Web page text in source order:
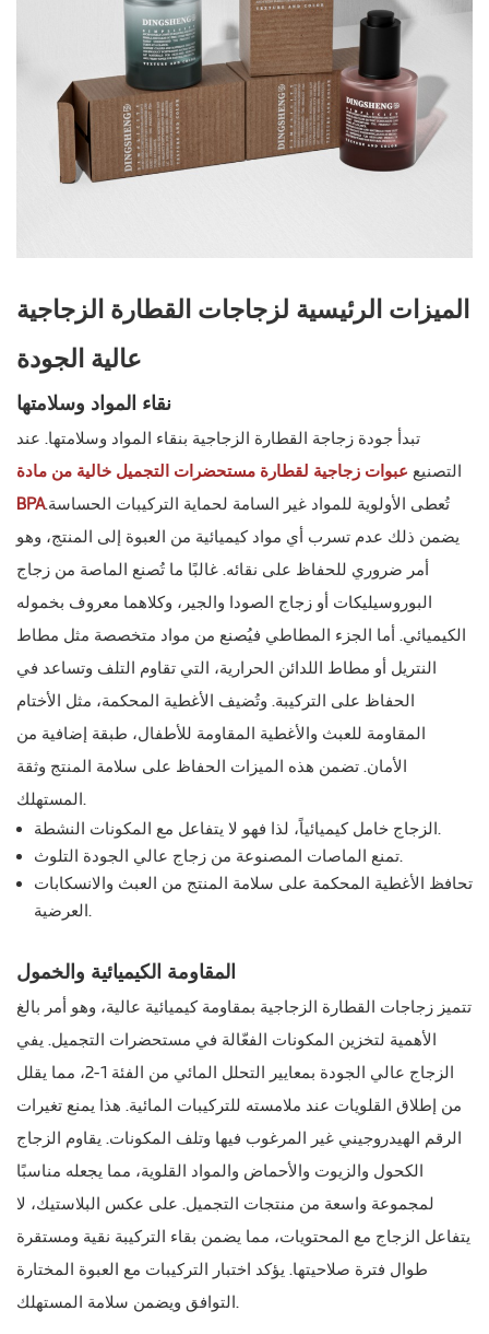
الميزات الرئيسية لزجاجات القطارة الزجاجية
عالية الجودة
نقاء المواد وسلامتها
تبدأ جودة زجاجة القطارة الزجاجية بنقاء المواد وسلامتها. عند
التصنيع عبوات زجاجية لقطارة مستحضرات التجميل خالية من مادة
BPAتُعطى الأولوية للمواد غير السامة لحماية التركيبات الحساسة.
يضمن ذلك عدم تسرب أي مواد كيميائية من العبوة إلى المنتج، وهو
أمر ضروري للحفاظ على نقائه. غالبًا ما تُصنع الماصة من زجاج
البوروسيليكات أو زجاج الصودا والجير، وكلاهما معروف بخموله
الكيميائي. أما الجزء المطاطي فيُصنع من مواد متخصصة مثل مطاط
النتريل أو مطاط اللدائن الحرارية، التي تقاوم التلف وتساعد في
الحفاظ على التركيبة. وتُضيف الأغطية المحكمة، مثل الأختام
المقاومة للعبث والأغطية المقاومة للأطفال، طبقة إضافية من
الأمان. تضمن هذه الميزات الحفاظ على سلامة المنتج وثقة
المستهلك.
الزجاج خامل كيميائياً، لذا فهو لا يتفاعل مع المكونات النشطة.
تمنع الماصات المصنوعة من زجاج عالي الجودة التلوث.
تحافظ الأغطية المحكمة على سلامة المنتج من العبث والانسكابات
العرضية.
المقاومة الكيميائية والخمول
تتميز زجاجات القطارة الزجاجية بمقاومة كيميائية عالية، وهو أمر بالغ
الأهمية لتخزين المكونات الفعّالة في مستحضرات التجميل. يفي
الزجاج عالي الجودة بمعايير التحلل المائي من الفئة 1-2، مما يقلل
من إطلاق القلويات عند ملامسته للتركيبات المائية. هذا يمنع تغيرات
الرقم الهيدروجيني غير المرغوب فيها وتلف المكونات. يقاوم الزجاج
الكحول والزيوت والأحماض والمواد القلوية، مما يجعله مناسبًا
لمجموعة واسعة من منتجات التجميل. على عكس البلاستيك، لا
يتفاعل الزجاج مع المحتويات، مما يضمن بقاء التركيبة نقية ومستقرة
طوال فترة صلاحيتها. يؤكد اختبار التركيبات مع العبوة المختارة
التوافق ويضمن سلامة المستهلك.